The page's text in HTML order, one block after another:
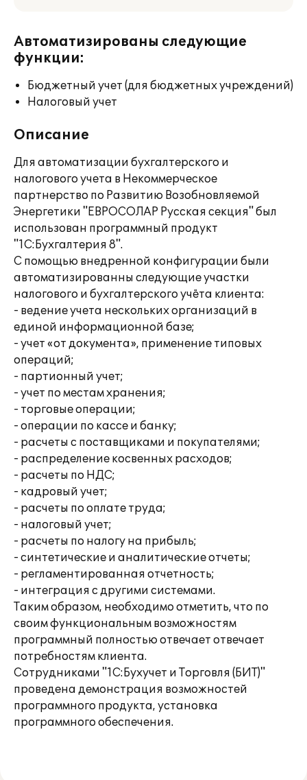
Автоматизированы следующие
функции:
Бюджетный учет (для бюджетных учреждений)
Налоговый учет
Описание
Для автоматизации бухгалтерского и
налогового учета в Некоммерческое
партнерство по Развитию Возобновляемой
Энергетики "ЕВРОСОЛАР Русская секция" был
использован программный продукт
"1С:Бухгалтерия 8".
С помощью внедренной конфигурации были
автоматизированны следующие участки
налогового и бухгалтерского учёта клиента:
- ведение учета нескольких организаций в
единой информационной базе;
- учет «от документа», применение типовых
операций;
- партионный учет;
- учет по местам хранения;
- торговые операции;
- операции по кассе и банку;
- расчеты с поставщиками и покупателями;
- распределение косвенных расходов;
- расчеты по НДС;
- кадровый учет;
- расчеты по оплате труда;
- налоговый учет;
- расчеты по налогу на прибыль;
- синтетические и аналитические отчеты;
- регламентированная отчетность;
- интеграция с другими системами.
Таким образом, необходимо отметить, что по
своим функциональным возможностям
программный полностью отвечает отвечает
потребностям клиента.
Сотрудниками "1С:Бухучет и Торговля (БИТ)"
проведена демонстрация возможностей
программного продукта, установка
программного обеспечения.